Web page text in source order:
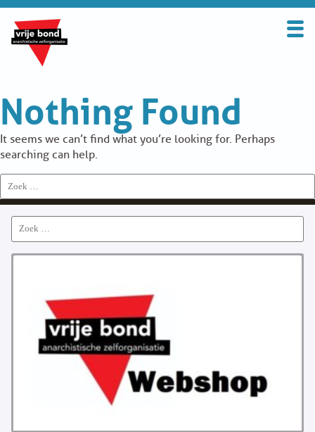
Search
for:
BOND
OVER DE VRIJE BOND
UITGANGSPUNTEN
WORD LID
CONTRIBUTIE
CONTACT
GROEPEN
ANARCHISTISCHE GROEP A’DAM
Nothing Found
It seems we can’t find what you’re looking for. Perhaps
searching can help.
Search
for:
Search
for: